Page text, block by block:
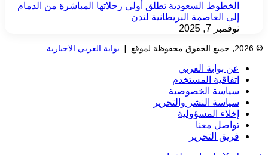
الخطوط السعودية تطلق أولى رحلاتها المباشرة من الدمام
إلى العاصمة البريطانية لندن
نوفمبر 7, 2025
© 2026, جميع الحقوق محفوظة لموقع | بوابة العربي الاخبارية
عن بوابة العربي
اتفاقية المستخدم
سياسة الخصوصية
سياسة النشر والتحرير
إخلاء المسؤولية
تواصل معنا
فريق التحرير